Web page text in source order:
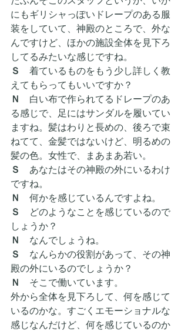
にもギリシャっぽいドレープのある服
装をしていて、神殿のところで、外な
んですけど、ほかの施設全体を見下ろ
してるみたいな感じですね。
Ｓ 着ているものをもう少し詳しく教
えてもらってもいいですか？
Ｎ
白い布で作られてるドレープのあ
る感じで、足にはサンダルを履いてい
ますね。髪はわりと長めの、後ろで束
ねてて、金髪ではないけど、明るめの
髪の色。女性で、まあまあ若い。
Ｓ あなたはその神殿の外にいるわけ
ですね。
Ｎ
何かを感じているんですよね。
Ｓ
どのようなことを感じているので
しょうか？
Ｎ
なんでしょうね。
Ｓ なんらかの役割があって、その神
殿の外にいるのでしょうか？
Ｎ
そこで働いています。
外から全体を見下ろして、何を感じて
いるのかな。すごくエモーショナルな
感じなんだけど、何を感じているのか